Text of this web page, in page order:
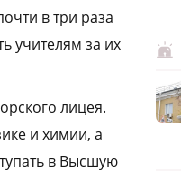
в три раза
учителям за их
лицея.
и химии, а
в Высшую